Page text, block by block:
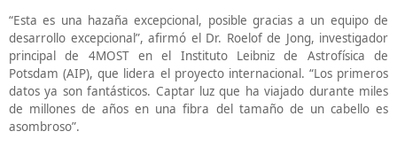
“Esta es una hazaña excepcional, posible gracias a un equipo de
desarrollo excepcional”, afirmó el Dr. Roelof de Jong, investigador
principal de 4MOST en el Instituto Leibniz de Astrofísica de
Potsdam (AIP), que lidera el proyecto internacional. “Los primeros
datos ya son fantásticos. Captar luz que ha viajado durante miles
de millones de años en una fibra del tamaño de un cabello es
asombroso”.